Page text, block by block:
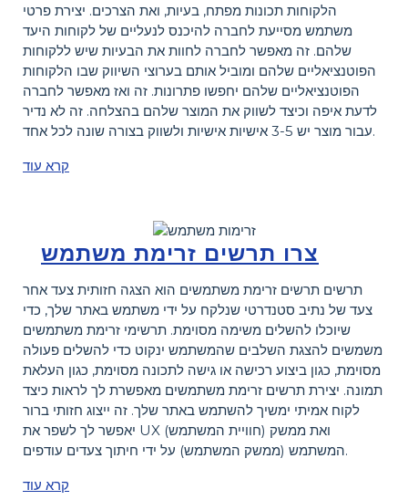
הלקוחות תכונות מפתח, בעיות, ואת הצרכים. יצירת פרטי
משתמש מסייעת לחברה להיכנס לנעליים של לקוחות היעד
שלהם. זה מאפשר לחברה לחוות את הבעיות שיש ללקוחות
הפוטנציאליים שלהם ומוביל אותם בערוצי השיווק שבו הלקוחות
הפוטנציאליים שלהם יחפשו פתרונות. זה ואז מאפשר לחברה
לדעת איפה וכיצד לשווק את המוצר שלהם בהצלחה. זה לא נדיר
עבור מוצר יש 3-5 אישיות אישיות ולשווק בצורה שונה לכל אחד.
קרא עוד
צרו תרשים זרימת משתמש
תרשים תרשים זרימת משתמשים הוא הצגה חזותית צעד אחר
צעד של נתיב סטנדרטי שנלקח על ידי משתמש באתר שלך, כדי
שיוכלו להשלים משימה מסוימת. תרשימי זרימת משתמשים
משמשים להצגת השלבים שהמשתמש ינקוט כדי להשלים פעולה
מסוימת, כגון ביצוע רכישה או גישה לתכונה מסוימת, כגון העלאת
תמונה. יצירת תרשים זרימת משתמשים מאפשרת לך לראות כיצד
לקוח אמיתי ימשיך להשתמש באתר שלך. זה ייצוג חזותי ברור
יאפשר לך לשפר את UX (חוויית המשתמש) ואת ממשק
המשתמש (ממשק המשתמש) על ידי חיתוך צעדים עודפים.
קרא עוד